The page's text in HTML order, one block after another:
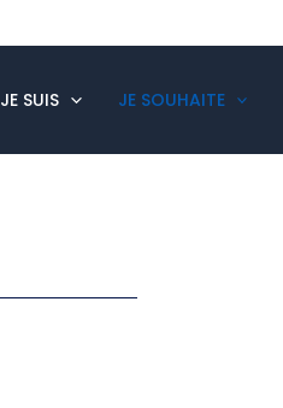
JE SUIS JE SOUHAITE